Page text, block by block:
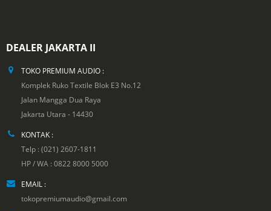
DEALER JAKARTA II
TOKO PREMIUM AUDIO :
Komplek Ruko Textile Blok E3 No.12
Jalan Mangga Dua Raya
Jakarta Utara - 14430
KONTAK :
Telp : (021) 2607-1811
HP / WA : 0822 8000 5000
EMAIL :
tokopremiumaudio@gmail.com